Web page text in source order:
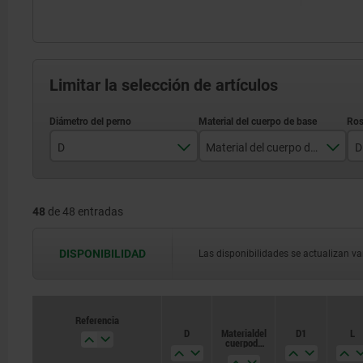
Limitar la selección de artículos
D
4
10
48 de 48 entradas
DISPONIBILIDAD Las disponibilidades se actualizan
Referencia
D
Material del
cuerpo de
D1 L
Referencia
D
Material del
cuerpo de
D1 L